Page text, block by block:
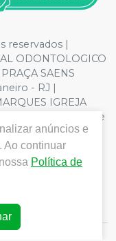
reservados |
ODONTOLOGICO
SAENS
- RJ |
IGREJA
de Privacidade e
- Os preços e
a alterações. Em
o valor válido é o
por atacado,
anúncios e
Ao continuar
Política de